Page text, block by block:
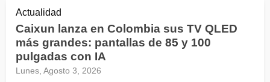
Actualidad
Caixun lanza en Colombia sus TV QLED
más grandes: pantallas de 85 y 100
pulgadas con IA
Lunes, Agosto 3, 2026